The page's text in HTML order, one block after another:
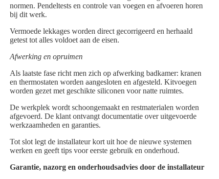
normen. Pendeltests en controle van voegen en afvoeren horen
bij dit werk.
Vermoede lekkages worden direct gecorrigeerd en herhaald
getest tot alles voldoet aan de eisen.
Afwerking en opruimen
Als laatste fase richt men zich op afwerking badkamer: kranen
en thermostaten worden aangesloten en afgesteld. Kitvoegen
worden gezet met geschikte siliconen voor natte ruimtes.
De werkplek wordt schoongemaakt en restmaterialen worden
afgevoerd. De klant ontvangt documentatie over uitgevoerde
werkzaamheden en garanties.
Tot slot legt de installateur kort uit hoe de nieuwe systemen
werken en geeft tips voor eerste gebruik en onderhoud.
Garantie, nazorg en onderhoudsadvies door de installateur